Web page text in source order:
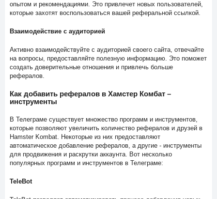
опытом и рекомендациями. Это привлечет новых пользователей,
которые захотят воспользоваться вашей реферальной ссылкой.
Взаимодействие с аудиторией
Активно взаимодействуйте с аудиторией своего сайта, отвечайте
на вопросы, предоставляйте полезную информацию. Это поможет
создать доверительные отношения и привлечь больше
рефералов.
Как добавить рефералов в Хамстер Комбат –
инструменты
В Телеграме существует множество программ и инструментов,
которые позволяют увеличить количество рефералов и друзей в
Hamster Kombat. Некоторые из них предоставляют
автоматическое добавление рефералов, а другие - инструменты
для продвижения и раскрутки аккаунта. Вот несколько
популярных программ и инструментов в Телеграме:
TeleBot